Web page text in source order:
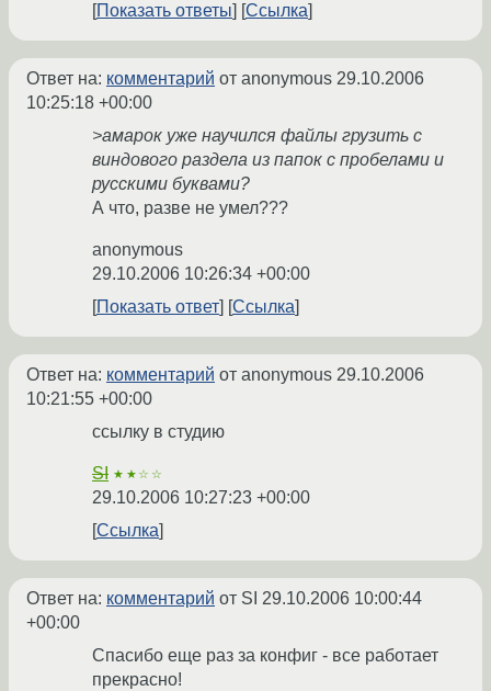
Показать ответы
Ссылка
Ответ на: комментарий от anonymous 29.10.2006
10:25:18 +00:00
>амарок уже научился файлы грузить с
виндового раздела из папок с пробелами и
русскими буквами?
А что, разве не умел???
anonymous
29.10.2006 10:26:34 +00:00
Показать ответ
Ссылка
Ответ на: комментарий от anonymous 29.10.2006
10:21:55 +00:00
ссылку в студию
SI ★★☆☆
29.10.2006 10:27:23 +00:00
Ссылка
Ответ на: комментарий от SI 29.10.2006 10:00:44
+00:00
Спасибо еще раз за конфиг - все работает
прекрасно!